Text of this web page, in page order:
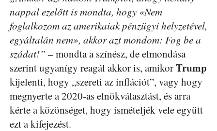
nappal ezelőtt is mondta, hogy «Nem
foglalkozom az amerikaiak pénzügyi helyzetével,
egyáltalán nem», akkor azt mondom: Fog be a
szádat!” – mondta a színész, de elmondása
szerint ugyanígy reagál akkor is, amikorTrump
kijelenti, hogy „szereti az inflációt”, vagy hogy
megnyerte a 2020-as elnökválasztást, és arra
kérte a közönséget, hogy ismételjék vele együtt
ezt a kifejezést.